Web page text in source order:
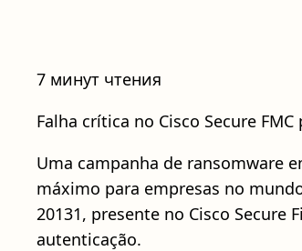
7 минут чтения
Falha crítica no Cisco Secure
Uma campanha de ransomware
máximo para empresas no
20131, presente no Cisco
autenticação.